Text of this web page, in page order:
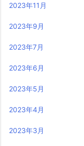
2023年11月
2023年9月
2023年7月
2023年6月
2023年5月
2023年4月
2023年3月